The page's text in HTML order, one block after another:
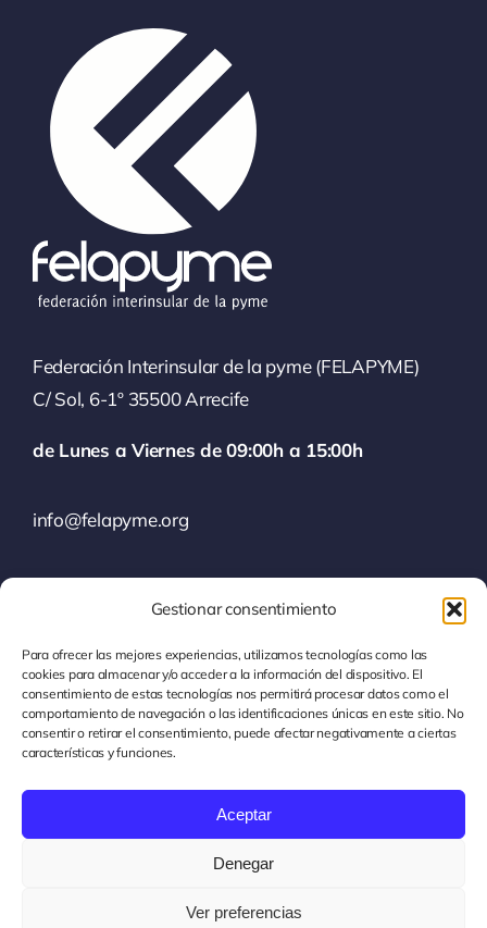
Gestionar consentimiento
Para ofrecer las mejores experiencias, utilizamos tecnologías como las
cookies para almacenar y/o acceder a la información del dispositivo. El
consentimiento de estas tecnologías nos permitirá procesar datos como el
comportamiento de navegación o las identificaciones únicas en este sitio. No
consentir o retirar el consentimiento, puede afectar negativamente a ciertas
características y funciones.
Aceptar
Denegar
Ver preferencias
Federación Interinsular de la pyme (FELAPYME)
C/ Sol, 6-1º 35500 Arrecife
de Lunes a Viernes de 09:00h a 15:00h
info@felapyme.org
928 80 42 42
Política de privacidad
Términos y condiciones